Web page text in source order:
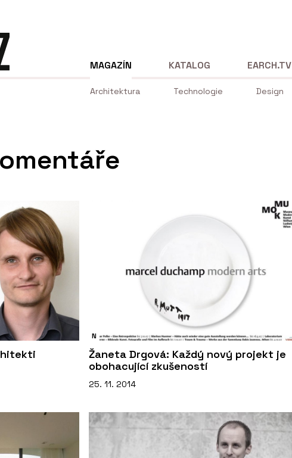
MAGAZÍN
Architektura Technologie Design
KATALOG EARCH.TV
N
Žaneta Drgová: Každý nový projekt je
obohacující zkušeností
25. 11. 2014